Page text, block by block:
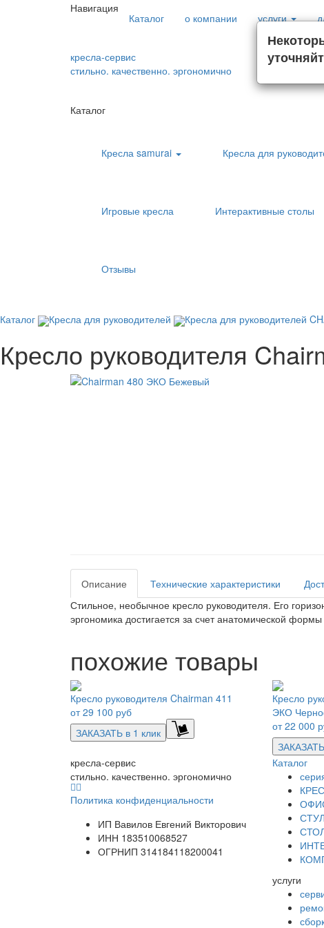
Навигация
Каталог о компании услуги
кресла-сервис
стильно. качественно. эргономично
+7 (922)
Каталог
Кресла samurai Кресла для
Игровые кресла Интерактивные столы
Отзывы
Каталог Кресла для руководителей Кресла для руководителей
Кресло руководителя
Описание Технические характеристики
Стильное, необычное кресло руководителя. Его
эргономика достигается за счет анатомической
похожие товары
Кресло руководителя Chairman 411
от29 100 руб
ЗАКАЗАТЬ в 1 клик
Кресло
ЭКО
от22 000
кресла-сервис
стильно. качественно. эргономично
Политика конфиденциальности
ИП Вавилов Евгений Викторович
ИНН 183510068527
ОГРНИП 314184118200041
Каталог
услуги